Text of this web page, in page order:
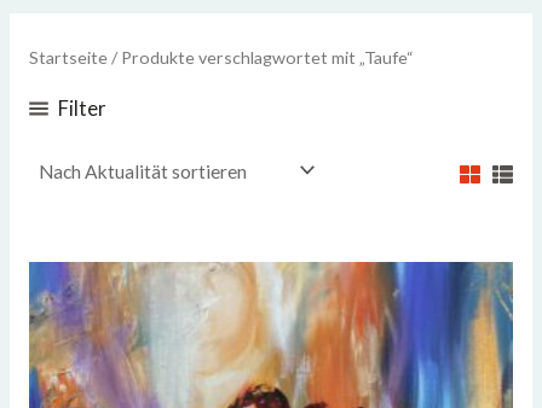
Startseite/ Produkte verschlagwortet mit „Taufe“
Filter